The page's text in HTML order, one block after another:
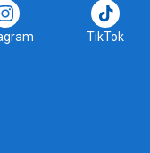
TikTok